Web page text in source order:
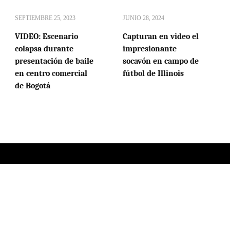
SEPTIEMBRE 25, 2023
VIDEO: Escenario
colapsa durante
presentación de baile
en centro comercial
de Bogotá
JUNIO 28, 2024
Capturan en video el
impresionante
socavón en campo de
fútbol de Illinois